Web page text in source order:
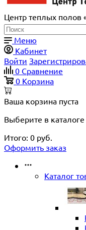
Центр теплых полов
Меню
Кабинет
Войти
0 Сравнение
0 Корзина
Ваша корзина пуста
Выберите в
Итого: 0 руб.
Оформить заказ
Каталог